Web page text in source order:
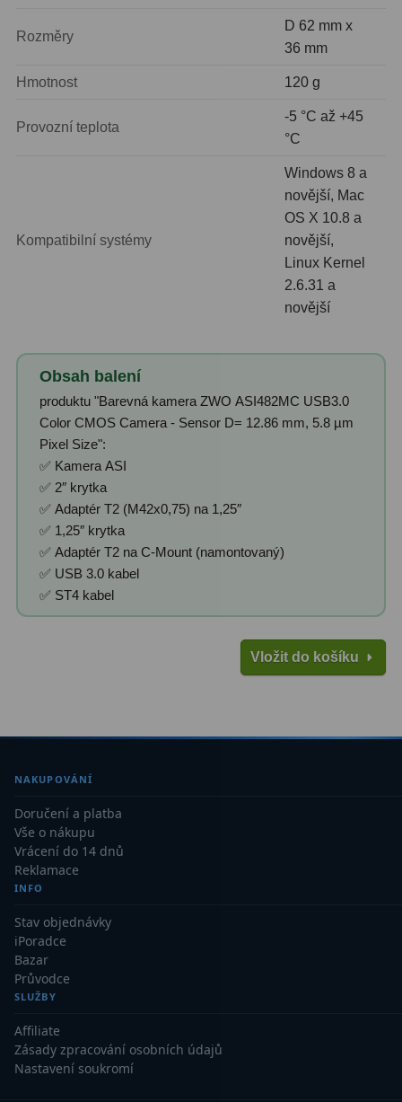
Adaptéry projekční
Adaptéry T239
Filtry IR-Pass6
Filtry CCD Hα, OIII7
Rovnače a reduktory13
Pointace7
Zaostřovací masky27
ADC, Tilting 14
Rotátory34
Komponenty78
Primární zrcadla9
Sekundární zrcadla
Adaptéry k okulárovým
výtahům8
Pozorovací dalekohledy
Kompaktní3
Turistické
Pro pozorování přírody a
Monokuláry20
Rozměry
D 62 mm x
36 mm
Hmotnost 120 g
Provozní teplota
-5 °C až +45
°C
Kompatibilní systémy
Windows 8 a
novější, Mac
OS X 10.8 a
novější,
Linux Kernel
2.6.31 a
novější
Obsah balení
produktu "Barevná kamera ZWO ASI482MC USB3.0
Color CMOS Camera - Sensor D= 12.86 mm, 5.8 µm
Pixel Size":
✅ Kamera ASI
✅ 2″ krytka
✅ Adaptér T2 (M42x0,75) na 1,25″
✅ 1,25″ krytka
✅ Adaptér T2 na C-Mount (namontovaný)
✅ USB 3.0 kabel
✅ ST4 kabel
Vložit do košíku
NAKUPOVÁNÍ
Doručení a platba
Vše o nákupu
Vrácení do 14 dnů
Reklamace
INFO
Stav objednávky
iPoradce
Bazar
Průvodce
SLUŽBY
Affiliate
Zásady zpracování osobních údajů
Nastavení soukromí